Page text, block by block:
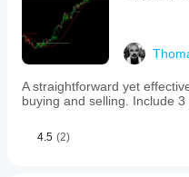
A straightforward yet
buying and selling. Include 3
4.5 (2)